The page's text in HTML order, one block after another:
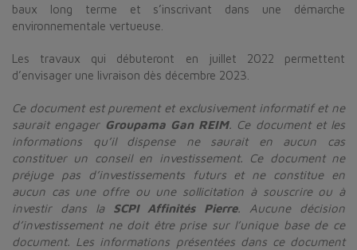
baux long terme et s’inscrivant dans une démarche
environnementale vertueuse.
Les travaux qui débuteront en juillet 2022 permettent
d’envisager une livraison dès décembre 2023.
Ce document est purement et exclusivement informatif et ne
saurait engager Groupama Gan REIM. Ce document et les
informations qu’il dispense ne saurait en aucun cas
constituer un conseil en investissement. Ce document ne
préjuge pas d’investissements futurs et ne constitue en
aucun cas une offre ou une sollicitation à souscrire ou à
investir dans la SCPI Affinités Pierre. Aucune décision
d’investissement ne doit être prise sur l’unique base de ce
document. Les informations présentées dans ce document